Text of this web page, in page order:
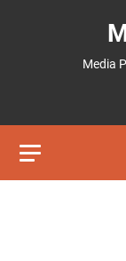
Media